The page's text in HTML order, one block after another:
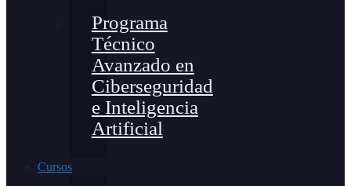
Programa
Técnico
Avanzado en
Ciberseguridad
e Inteligencia
Artificial
Cursos